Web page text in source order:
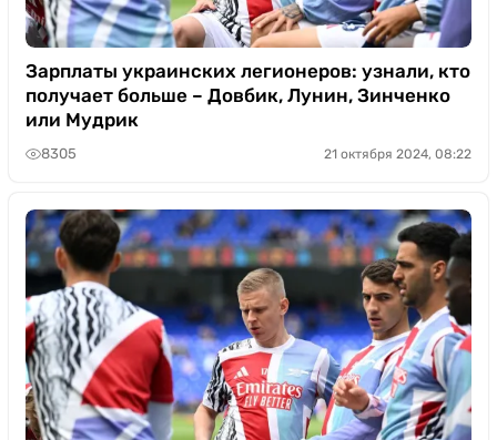
Зарплаты украинских легионеров: узнали, кто
получает больше – Довбик, Лунин, Зинченко
или Мудрик
8305 21 октября 2024, 08:22